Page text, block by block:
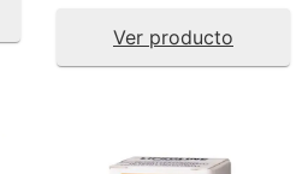
Ver producto